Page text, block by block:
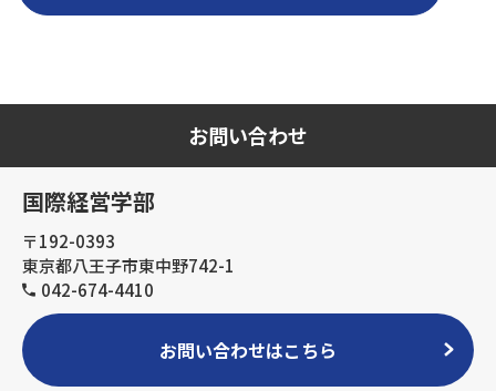
お問い合わせ
国際経営学部
〒192-0393
東京都八王子市東中野742-1
042-674-4410
お問い合わせはこちら